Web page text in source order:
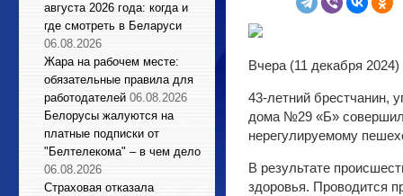
августа 2026 года: когда и
где смотреть в Беларуси
06.08.2026
Жара на рабочем месте:
обязательные правила для
работодателей 06.08.2026
Белорусы жалуются на
платные подписки от
"Белтелекома" – в чем дело
06.08.2026
Страховая отказала
Вчера (11 декабря
43-летний брестчанин,
дома №29 «Б» совершил
нерегулируемому
В результате
здоровья. Проводится